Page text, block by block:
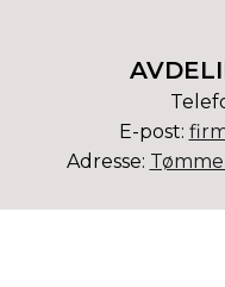
E-post:
Adresse: